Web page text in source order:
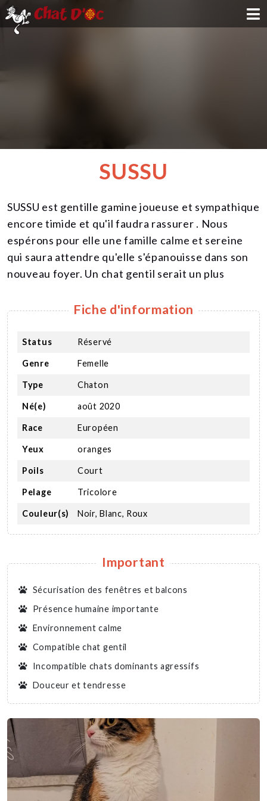
NOUS SOUTENIR
CONTACT
SUSSU
SUSSU est gentille gamine joueuse et sympathique
encore timide et qu'il faudra rassurer . Nous
espérons pour elle une famille calme et sereine
qui saura attendre qu'elle s'épanouisse dans son
nouveau foyer. Un chat gentil serait un plus
Fiche d'information
Status Réservé
Genre Femelle
Type Chaton
Né(e) août 2020
Race Européen
Yeux oranges
Poils Court
Pelage Tricolore
Couleur(s) Noir, Blanc, Roux
Important
Sécurisation des fenêtres et balcons
Présence humaine importante
Environnement calme
Compatible chat gentil
Incompatible chats dominants agressifs
Douceur et tendresse